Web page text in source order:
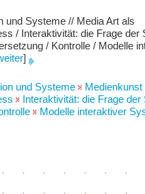
und Systeme // Media Art als
/ Interaktivität: die Frage der
/ Kontrolle / Modelle
]
und Systeme
Medienkunst
Interaktivität: die Frage der
Modelle interaktiver